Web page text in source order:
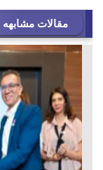
مقالات مشابهه